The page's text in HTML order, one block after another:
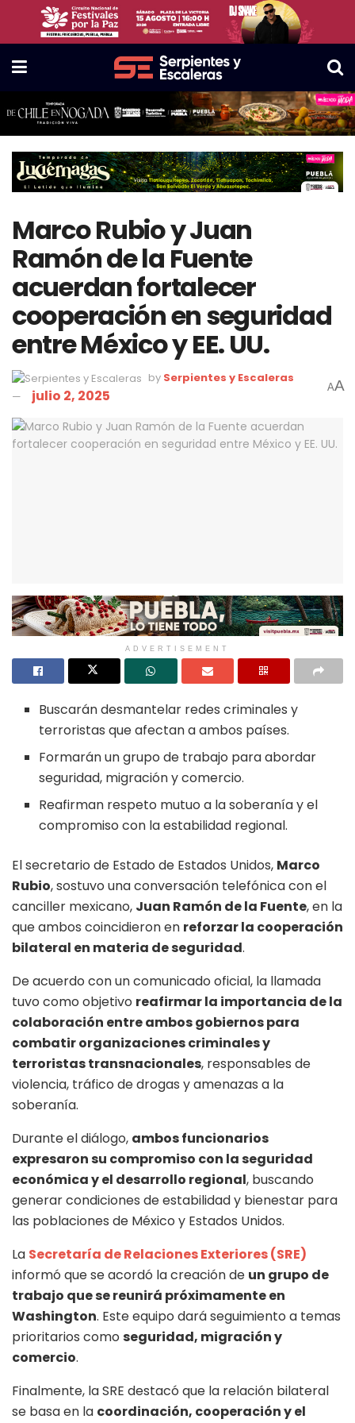
Marco Rubio y Juan
Ramón de la Fuente
acuerdan fortalecer
cooperación en seguridad
entre México y EE. UU.
by Serpientes y Escaleras
julio 2, 2025 AA
ADVERTISEMENT
Buscarán desmantelar redes criminales y
terroristas que afectan a ambos países.
Formarán un grupo de trabajo para abordar
seguridad, migración y comercio.
Reafirman respeto mutuo a la soberanía y el
compromiso con la estabilidad regional.
El secretario de Estado de Estados Unidos, Marco
Rubio, sostuvo una conversación telefónica con el
canciller mexicano, Juan Ramón de la Fuente, en la
que ambos coincidieron en reforzar la cooperación
bilateral en materia de seguridad.
De acuerdo con un comunicado oficial, la llamada
tuvo como objetivo reafirmar la importancia de la
colaboración entre ambos gobiernos para
combatir organizaciones criminales y
terroristas transnacionales, responsables de
violencia, tráfico de drogas y amenazas a la
soberanía.
Durante el diálogo, ambos funcionarios
expresaron su compromiso con la seguridad
económica y el desarrollo regional, buscando
generar condiciones de estabilidad y bienestar para
las poblaciones de México y Estados Unidos.
La Secretaría de Relaciones Exteriores (SRE)
informó que se acordó la creación de un grupo de
trabajo que se reunirá próximamente en
Washington. Este equipo dará seguimiento a temas
prioritarios como seguridad, migración y
comercio.
Finalmente, la SRE destacó que la relación bilateral
se basa en la coordinación, cooperación y el